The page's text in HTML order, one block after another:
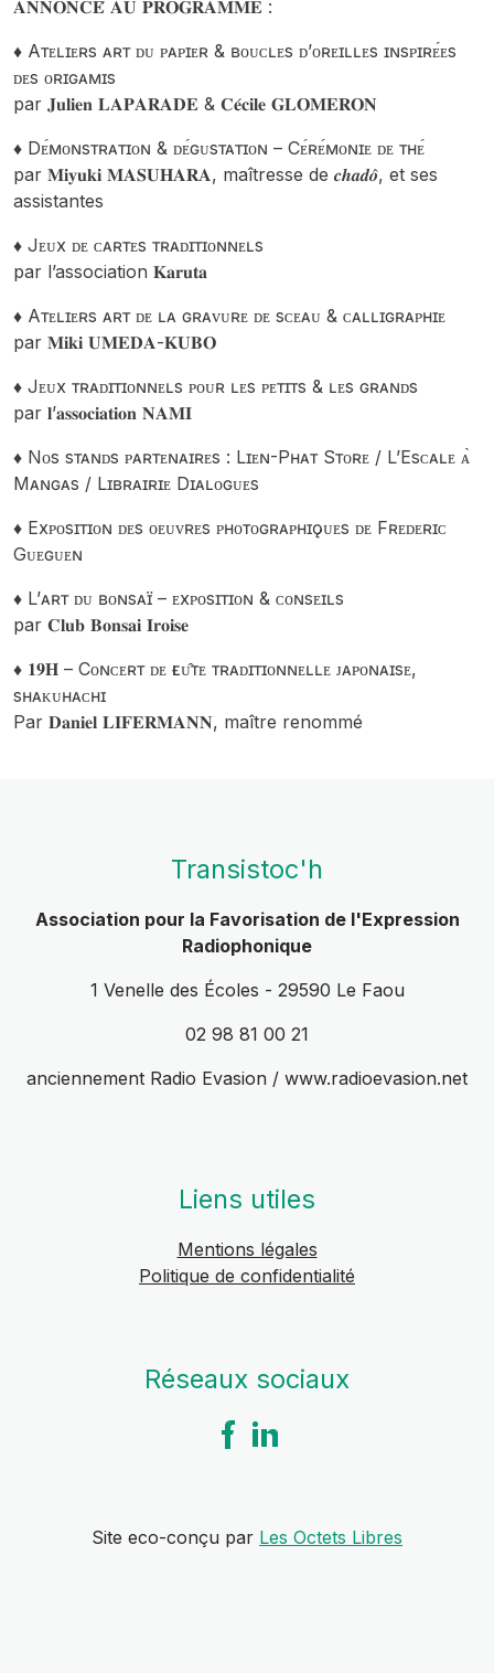
𝐀𝐍𝐍𝐎𝐍𝐂𝐄́ 𝐀𝐔 𝐏𝐑𝐎𝐆𝐑𝐀𝐌𝐌𝐄 :
♦️ Aᴛᴇʟɪᴇʀs ᴀʀᴛ ᴅᴜ ᴘᴀᴘɪᴇʀ & ʙᴏᴜᴄʟᴇs ᴅ’ᴏʀᴇɪʟʟᴇs ɪɴsᴘɪʀᴇ́ᴇs
ᴅᴇs ᴏʀɪɢᴀᴍɪs
par 𝐉𝐮𝐥𝐢𝐞𝐧 𝐋𝐀𝐏𝐀𝐑𝐀𝐃𝐄 & 𝐂𝐞́𝐜𝐢𝐥𝐞 𝐆𝐋𝐎𝐌𝐄𝐑𝐎𝐍
♦️ Dᴇ́ᴍᴏɴsᴛʀᴀᴛɪᴏɴ & ᴅᴇ́ɢᴜsᴛᴀᴛɪᴏɴ – Cᴇ́ʀᴇ́ᴍᴏɴɪᴇ ᴅᴇ ᴛʜᴇ́
par 𝐌𝐢𝐲𝐮𝐤𝐢 𝐌𝐀𝐒𝐔𝐇𝐀𝐑𝐀, maîtresse de 𝒄𝒉𝒂𝒅𝒐̂, et ses
assistantes
♦️ Jᴇᴜx ᴅᴇ ᴄᴀʀᴛᴇs ᴛʀᴀᴅɪᴛɪᴏɴɴᴇʟs
par l’association 𝐊𝐚𝐫𝐮𝐭𝐚
♦️ Aᴛᴇʟɪᴇʀs ᴀʀᴛ ᴅᴇ ʟᴀ ɢʀᴀᴠᴜʀᴇ ᴅᴇ sᴄᴇᴀᴜ & ᴄᴀʟʟɪɢʀᴀᴘʜɪᴇ
par 𝐌𝐢𝐤𝐢 𝐔𝐌𝐄𝐃𝐀-𝐊𝐔𝐁𝐎
♦️ Jᴇᴜx ᴛʀᴀᴅɪᴛɪᴏɴɴᴇʟs ᴘᴏᴜʀ ʟᴇs ᴘᴇᴛɪᴛs & ʟᴇs ɢʀᴀɴᴅs
par 𝐥’𝐚𝐬𝐬𝐨𝐜𝐢𝐚𝐭𝐢𝐨𝐧 𝐍𝐀𝐌𝐈
♦️ Nᴏs sᴛᴀɴᴅs ᴘᴀʀᴛᴇɴᴀɪʀᴇs : Lɪᴇɴ-Pʜᴀᴛ Sᴛᴏʀᴇ / L’Esᴄᴀʟᴇ ᴀ̀
Mᴀɴɢᴀs / Lɪʙʀᴀɪʀɪᴇ Dɪᴀʟᴏɢᴜᴇs
♦️ Exᴘᴏsɪᴛɪᴏɴ ᴅᴇs ᴏᴇᴜᴠʀᴇs ᴘʜᴏᴛᴏɢʀᴀᴘʜɪǫᴜᴇs ᴅᴇ Fʀᴇᴅᴇʀɪᴄ
Gᴜᴇɢᴜᴇɴ
♦️ L’ᴀʀᴛ ᴅᴜ ʙᴏɴsᴀɪ̈ – ᴇxᴘᴏsɪᴛɪᴏɴ & ᴄᴏɴsᴇɪʟs
par 𝐂𝐥𝐮𝐛 𝐁𝐨𝐧𝐬𝐚𝐢 𝐈𝐫𝐨𝐢𝐬𝐞
♦️ 𝟏𝟗𝐇 – Cᴏɴᴄᴇʀᴛ ᴅᴇ ғʟᴜ̂ᴛᴇ ᴛʀᴀᴅɪᴛɪᴏɴɴᴇʟʟᴇ ᴊᴀᴘᴏɴᴀɪsᴇ,
sʜᴀᴋᴜʜᴀᴄʜɪ
Par 𝐃𝐚𝐧𝐢𝐞𝐥 𝐋𝐈𝐅𝐄𝐑𝐌𝐀𝐍𝐍, maître renommé
Transistoc'h
Association pour la Favorisation de l'Expression
Radiophonique
1 Venelle des Écoles - 29590 Le Faou
02 98 81 00 21
anciennement Radio Evasion / www.radioevasion.net
Liens utiles
Mentions légales
Politique de confidentialité
Réseaux sociaux
Site eco-conçu par Les Octets Libres